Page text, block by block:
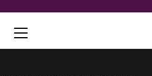
Viral
Menu